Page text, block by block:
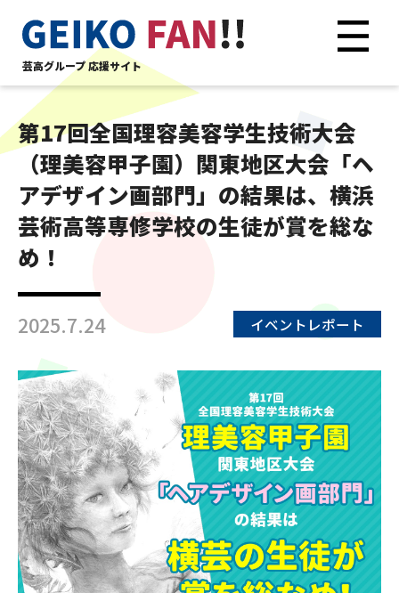
芸高グループ 応援サイト
第17回全国理容美容学生技術大会
（理美容甲子園）関東地区大会「ヘ
アデザイン画部門」の結果は、横浜
芸術高等専修学校の生徒が賞を総な
め！
2025.7.24 イベントレポート